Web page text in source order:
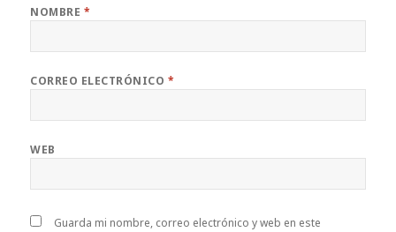
NOMBRE *
CORREO ELECTRÓNICO *
WEB
Guarda mi nombre, correo electrónico y web en este